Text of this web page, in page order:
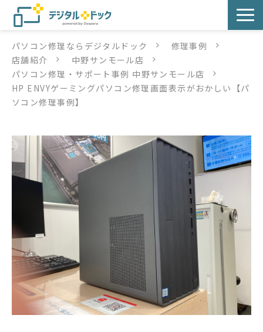
パソコン修理
サービス
店舗紹介
デジタルドックブログ
パソコン修理ならデジタルドック
修理事例
店舗紹介
中野サンモール店
パソコン修理・サポート事例 中野サンモール店
HP ENVYゲーミングパソコン修理画面表示がおかしい【パ
ソコン修理事例】